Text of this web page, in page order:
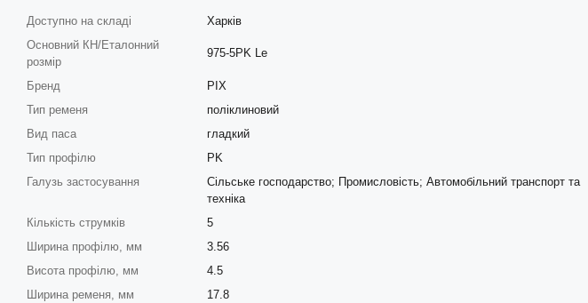
Доступно на складі
Харків
Основний КН/Еталонний
розмір
975-5PK Le
Бренд
PIX
Тип ременя
поліклиновий
Вид паса
гладкий
Тип профілю
PK
Галузь застосування
Сільське господарство; Промисловість; Автомобільний транспорт та
техніка
Кількість струмків
5
Ширина профілю, мм
3.56
Висота профілю, мм
4.5
Ширина ременя, мм
17.8